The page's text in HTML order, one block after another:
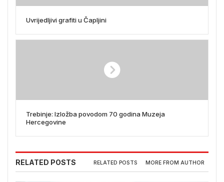
Uvrijedljivi grafiti u Čapljini
Trebinje: Izložba povodom 70 godina Muzeja
Hercegovine
RELATED POSTS RELATED POSTS MORE FROM AUTHOR